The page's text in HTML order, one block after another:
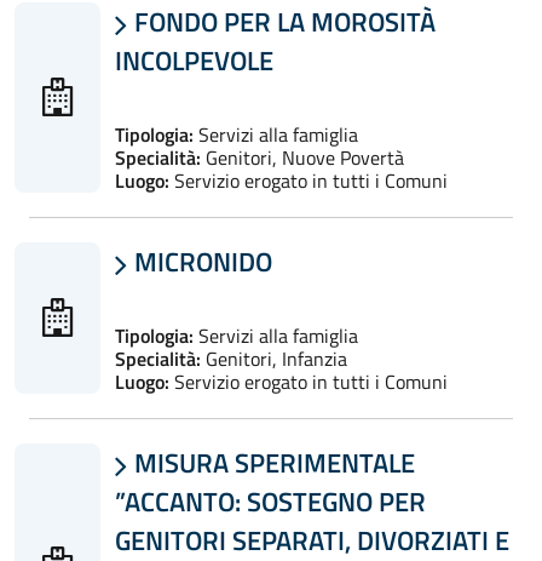
 FONDO PER LA MOROSITÀ
INCOLPEVOLE
Tipologia: Servizi alla famiglia
Specialità: Genitori, Nuove Povertà
Luogo: Servizio erogato in tutti i Comuni
 MICRONIDO
Tipologia: Servizi alla famiglia
Specialità: Genitori, Infanzia
Luogo: Servizio erogato in tutti i Comuni
 MISURA SPERIMENTALE
”ACCANTO: SOSTEGNO PER
GENITORI SEPARATI, DIVORZIATI E